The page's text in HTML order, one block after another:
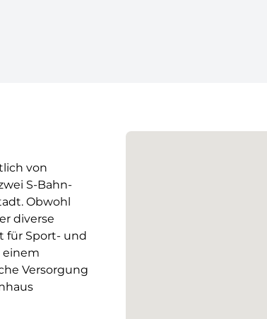
von
S-Bahn-
Obwohl
diverse
für Sport- und
einem
Versorgung